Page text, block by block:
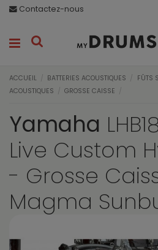
Contactez-nous
ACCUEIL BATTERIES ACOUSTIQUES
FÛTS
ACOUSTIQUES
GROSSE CAISSE
Yamaha
Live Custom
- Grosse
Magma